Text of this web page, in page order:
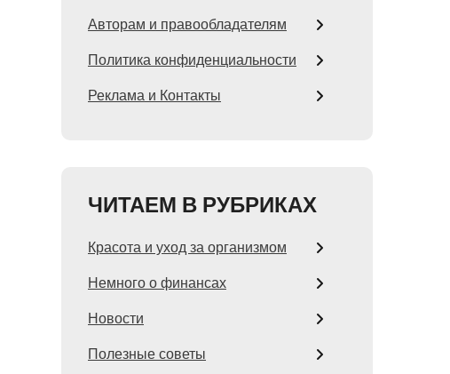
Авторам и правообладателям
Политика конфиденциальности
Реклама и Контакты
ЧИТАЕМ В РУБРИКАХ
Красота и уход за организмом
Немного о финансах
Новости
Полезные советы